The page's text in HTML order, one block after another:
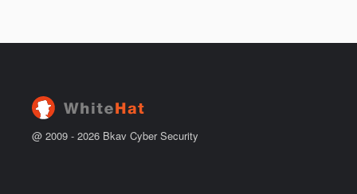
@ 2009 - 2026 Bkav Cyber Security